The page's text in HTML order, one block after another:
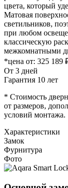
цвета, который
Матовая
светильников,
при любом
классическую
межкомнатными
*цена от: 325 189
От 3 дней
Гарантия 10 лет
* Стоимость
от размеров,
условий монтажа.
Характеристики
Замок
Фурнитура
Фото